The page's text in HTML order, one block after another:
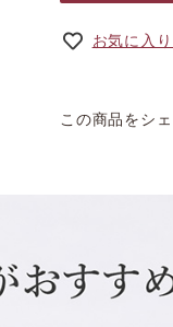
お気に入
この商品をシ